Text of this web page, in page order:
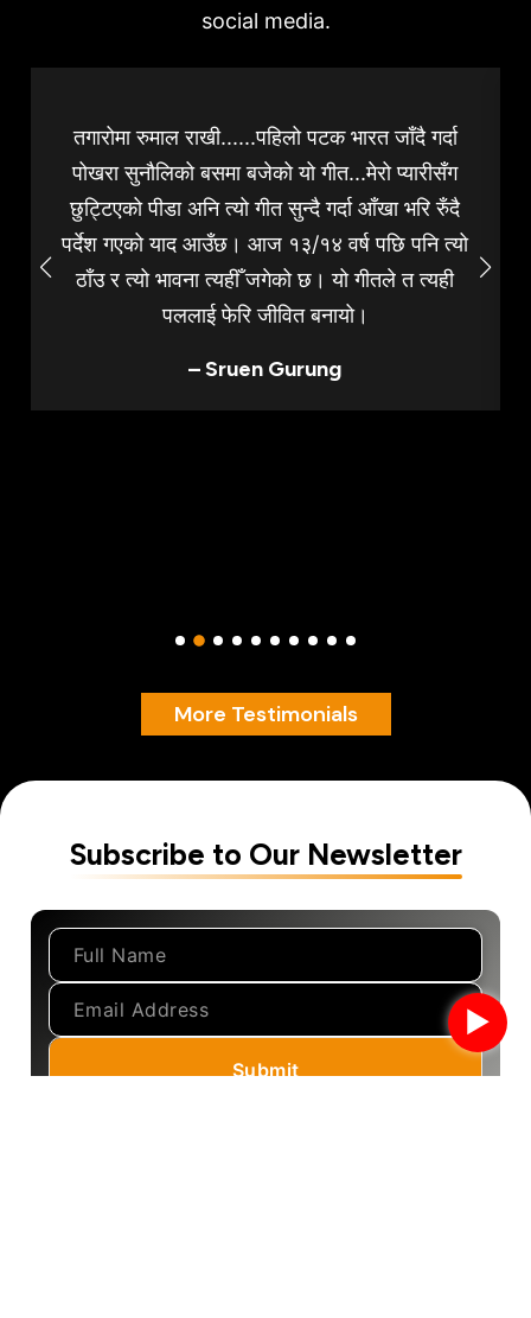
social media.
तगारोमा रुमाल राखी......पहिलो पटक भारत जाँदै गर्दा
पोखरा सुनौलिको बसमा बजेको यो गीत...मेरो प्यारीसँग
छुट्टिएको पीडा अनि त्यो गीत सुन्दै गर्दा आँखा भरि रुँदै
पर्देश गएको याद आउँछ। आज १३/१४ वर्ष पछि पनि त्यो
ठाँउ र त्यो भावना त्यहीँ जगेको छ। यो गीतले त त्यही
पललाई फेरि जीवित बनायो।
– Sruen Gurung
More Testimonials
Subscribe to Our Newsletter
►